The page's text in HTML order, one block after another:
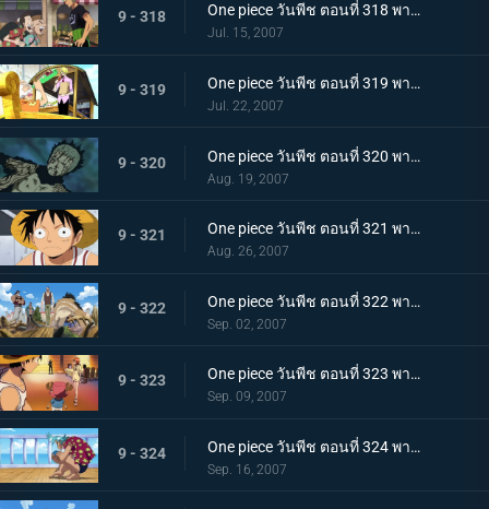
9 - 318 One piece วันพีช ตอนที่ 318 พากย์ไทย คุณแม่สุดแกร่ง! การช่วยงานบ้านสุดสะท้านของโซโล
Jul. 15, 2007
9 - 319 One piece วันพีช ตอนที่ 319 พากย์ไทย ซันจิตกตะลึง! คุณลุงลึกลับกับอาหารอร่อยเหาะ!
Jul. 22, 2007
9 - 320 One piece วันพีช ตอนที่ 320 พากย์ไทย สุดท้ายก็มีค่าหัวกันครบ! ทั้งกลุ่มเกิน 600 ร้อยล้าน
Aug. 19, 2007
9 - 321 One piece วันพีช ตอนที่ 321 พากย์ไทย ราชาแห่งสรรพสัตว์เผชิญหน้ากับทะเล! เรือในฝันสุดอลังการ!
Aug. 26, 2007
9 - 322 One piece วันพีช ตอนที่ 322 พากย์ไทย ลาก่อนเหล่าลูกน้องที่รัก! แฟรงกี้แยกตัว!
Sep. 02, 2007
9 - 323 One piece วันพีช ตอนที่ 323 พากย์ไทย ออกจากเมืองแห่งน้ำ! การสะสางของลูกผู้ชายนายอุซป!
Sep. 09, 2007
9 - 324 One piece วันพีช ตอนที่ 324 พากย์ไทย ใบค่าหัวกระจายไปทั่ว บ้านเกิดเริงร่ากับเรือที่มุ่งหน้า!
Sep. 16, 2007